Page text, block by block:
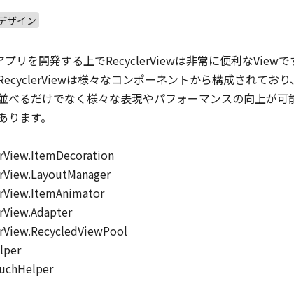
の内部実装から
ぶ 表現力の高い
の作り方
Seto
Meta-Programming
with Kotlin
Jitin Sharma
How to
debugging
/ デバッグライ
を使うから作
JA Backdrop
40
min
Studio
Tools
Hoford,
アプリのアップデート浸
ザイン
リを開発する上でRecyclerViewは非常に便利なView
は様々なコンポーネントから構成されてお
べるだけでなく様々な表現やパフォーマンスの向上が
ります。